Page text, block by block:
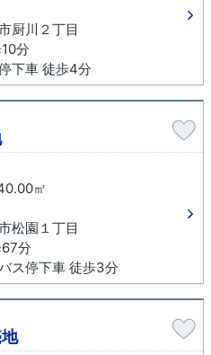
厨川２丁目
分
下車 徒歩4分
㎡
松園１丁目
分
ス停下車 徒歩3分